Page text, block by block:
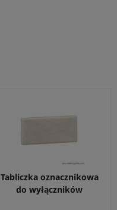
Tabliczka oznacznikowa
do wyłączników